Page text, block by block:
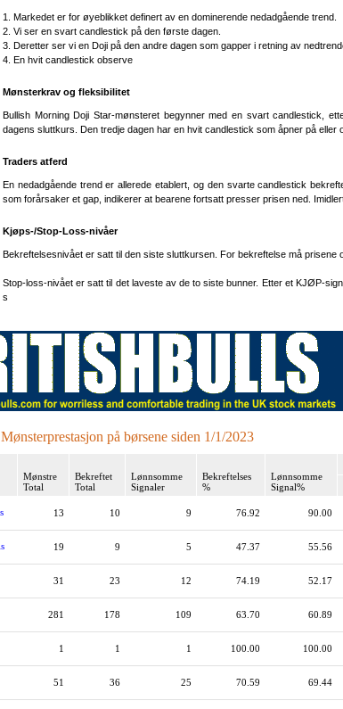
1. Markedet er for øyeblikket definert av en dominerende nedadgående trend.
2. Vi ser en svart candlestick på den første dagen.
3. Deretter ser vi en Doji på den andre dagen som gapper i retning av
4. En hvit candlestick observe
Mønsterkrav og fleksibilitet
Bullish Morning Doji Star-mønsteret begynner med en svart candlestick,
dagens sluttkurs. Den tredje dagen har en hvit candlestick som åpner på
Traders atferd
En nedadgående trend er allerede etablert, og den svarte candlestick
som forårsaker et gap, indikerer at bearene fortsatt presser prisen ned.
Kjøps-/Stop-Loss-nivåer
Bekreftelsesnivået er satt til den siste sluttkursen. For bekreftelse må prisene
Stop-loss-nivået er satt til det laveste av de to siste bunner. Etter et KJØP-
s
Mønsterprestasjon på børsene siden 1/1/2023
Mønstre
Total
Bekreftet
Total
Lønnsomme
Signaler
Bekreftelses
%
Lønnsomme
Signal%
13 10 9 76.92 90.00
19 9 5 47.37 55.56
31 23 12 74.19 52.17
281 178 109 63.70 60.89
1 1 1 100.00 100.00
51 36 25 70.59 69.44